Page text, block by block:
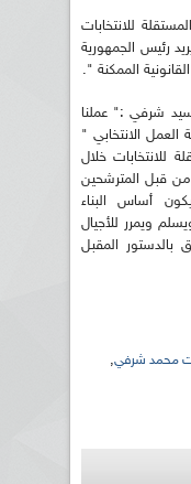
للانتخابات
رئيس الجمهورية
الممكنة ".
شرفي :" عملنا
الانتخابي "
للانتخابات خلال
من قبل المترشحين
أساس البناء
ويمرر للأجيال
بالدستور المقبل
محمد شرفي,